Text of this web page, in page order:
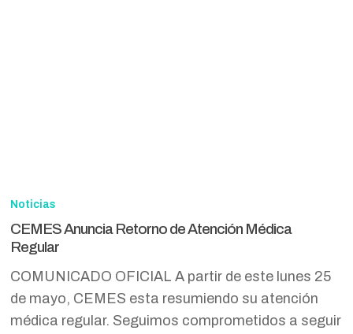
Anuncia
de
Médica
Regular
Noticias
CEMES Anuncia Retorno de Atención Médica
Regular
COMUNICADO OFICIAL A partir de este lunes 25
de mayo, CEMES esta resumiendo su atención
médica regular. Seguimos comprometidos a seguir